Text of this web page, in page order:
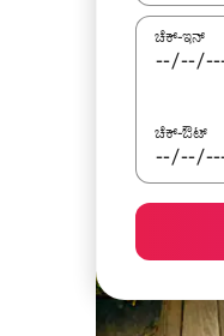
ಚೆಕ್-ಇನ್
ಚೆಕ್-ಔಟ್